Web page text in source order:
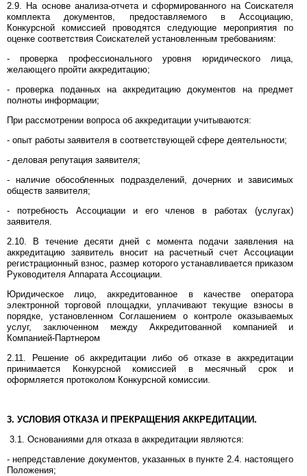
2.9. На основе анализа-отчета и сформированного на Соискателя
комплекта документов, предоставляемого в Ассоциацию,
Конкурсной комиссией проводятся следующие мероприятия по
оценке соответствия Соискателей установленным требованиям:
- проверка профессионального уровня юридического лица,
желающего пройти аккредитацию;
- проверка поданных на аккредитацию документов на предмет
полноты информации;
При рассмотрении вопроса об аккредитации учитываются:
- опыт работы заявителя в соответствующей сфере деятельности;
- деловая репутация заявителя;
- наличие обособленных подразделений, дочерних и зависимых
обществ заявителя;
- потребность Ассоциации и его членов в работах (услугах)
заявителя.
2.10. В течение десяти дней с момента подачи заявления на
аккредитацию заявитель вносит на расчетный счет Ассоциации
регистрационный взнос, размер которого устанавливается приказом
Руководителя Аппарата Ассоциации.
Юридическое лицо, аккредитованное в качестве оператора
электронной торговой площадки, уплачивают текущие взносы в
порядке, установленном Соглашением о контроле оказываемых
услуг, заключенном между Аккредитованной компанией и
Компанией-Партнером
2.11. Решение об аккредитации либо об отказе в аккредитации
принимается Конкурсной комиссией в месячный срок и
оформляется протоколом Конкурсной комиссии.
3. УСЛОВИЯ ОТКАЗА И ПРЕКРАЩЕНИЯ АККРЕДИТАЦИИ.
3.1. Основаниями для отказа в аккредитации являются:
- непредставление документов, указанных в пункте 2.4. настоящего
Положения;